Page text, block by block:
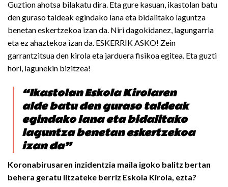
Guztion ahotsa bilakatu dira. Eta gure kasuan, ikastolan batu
den guraso taldeak egindako lana eta bidalitako laguntza
benetan eskertzekoa izan da. Niri dagokidanez, lagungarria
eta ez ahaztekoa izan da. ESKERRIK ASKO! Zein
garrantzitsua den kirola eta jarduera fisikoa egitea. Eta guzti
hori, lagunekin bizitzea!
“Ikastolan Eskola Kirolaren
alde batu den guraso taldeak
egindako lana eta bidalitako
laguntza benetan eskertzekoa
izan da”
Koronabirusaren inzidentzia maila igoko balitz bertan
behera geratu litzateke berriz Eskola Kirola, ezta?